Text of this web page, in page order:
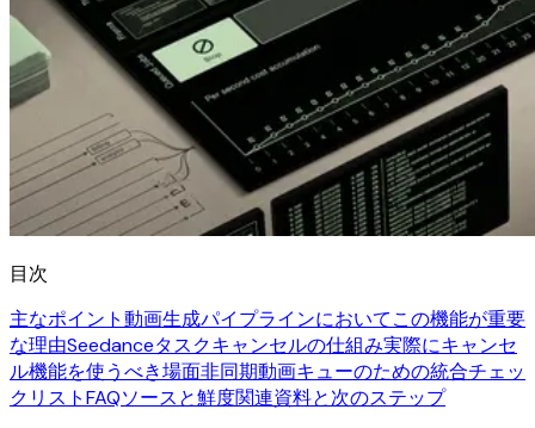
目次
主なポイント動画生成パイプラインにおいてこの機能が重要
な理由Seedanceタスクキャンセルの仕組み実際にキャンセ
ル機能を使うべき場面非同期動画キューのための統合チェッ
クリストFAQソースと鮮度関連資料と次のステップ